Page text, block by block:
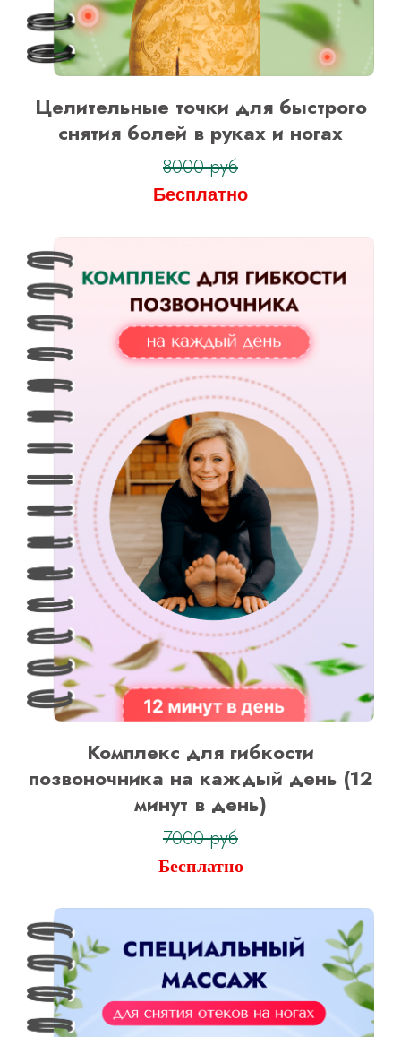
Целительные точки для быстрого
снятия болей в руках и ногах
8000 руб
Бесплатно
Комплекс для гибкости
позвоночника на каждый день (12
минут в день)
7000 руб
Бесплатно